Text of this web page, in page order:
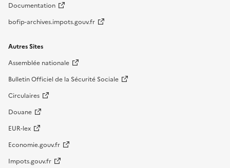
Documentation
bofip-archives.impots.gouv.fr
Autres Sites
Assemblée nationale
Bulletin Officiel de la Sécurité Sociale
Circulaires
Douane
EUR-lex
Economie.gouv.fr
Impots.gouv.fr